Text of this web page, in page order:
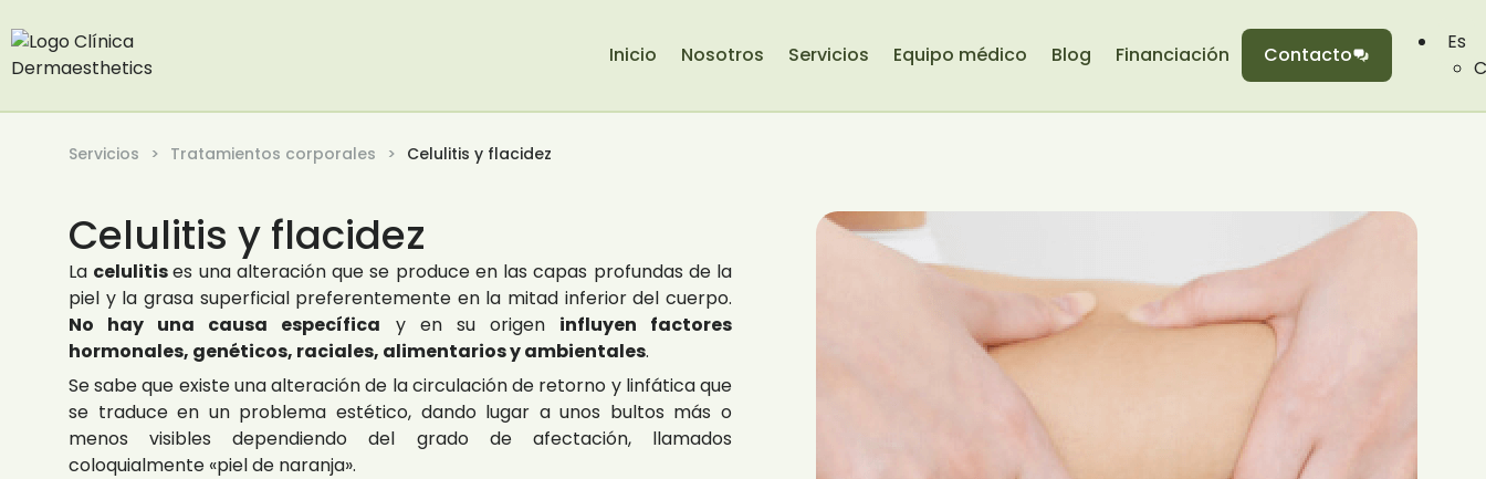
Inicio Nosotros Servicios Equipo médico Blog Financiación Contacto
Es
Servicios Tratamientos corporales Celulitis y flacidez
Celulitis y flacidez
La celulitises una alteración que se produce en las capas profundas de la
piel y la grasa superficial preferentemente en la mitad inferior del cuerpo.
No hay una causa específica y en su origen influyen factores
hormonales, genéticos, raciales, alimentarios y ambientales.
Se sabe que existe una alteración de la circulación de retorno y linfática que
se traduce en un problema estético, dando lugar a unos bultos más o
menos visibles dependiendo del grado de afectación, llamados
coloquialmente «piel de naranja».